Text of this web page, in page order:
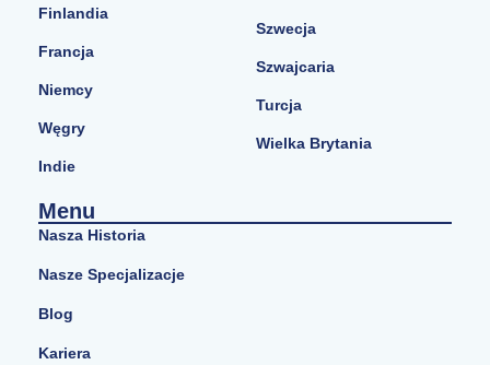
Finlandia
Francja
Niemcy
Węgry
Indie
Szwecja
Szwajcaria
Turcja
Wielka Brytania
Menu
Nasza Historia
Nasze Specjalizacje
Blog
Kariera